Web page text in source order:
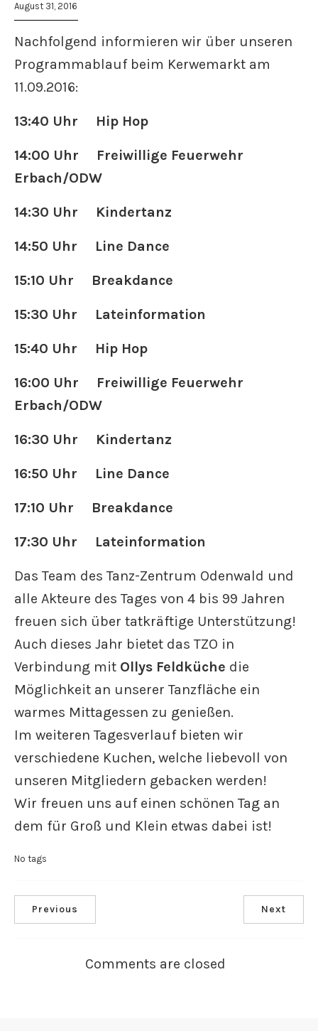
August 31, 2016
Nachfolgend informieren wir über unseren
Programmablauf beim Kerwemarkt am
11.09.2016:
13:40 Uhr Hip Hop
14:00 Uhr Freiwillige Feuerwehr
Erbach/ODW
14:30 Uhr Kindertanz
14:50 Uhr Line Dance
15:10 Uhr Breakdance
15:30 Uhr Lateinformation
15:40 Uhr Hip Hop
16:00 Uhr Freiwillige Feuerwehr
Erbach/ODW
16:30 Uhr Kindertanz
16:50 Uhr Line Dance
17:10 Uhr Breakdance
17:30 Uhr Lateinformation
Das Team des Tanz-Zentrum Odenwald und
alle Akteure des Tages von 4 bis 99 Jahren
freuen sich über tatkräftige Unterstützung!
Auch dieses Jahr bietet das TZO in
Verbindung mit Ollys Feldküche die
Möglichkeit an unserer Tanzfläche ein
warmes Mittagessen zu genießen.
Im weiteren Tagesverlauf bieten wir
verschiedene Kuchen, welche liebevoll von
unseren Mitgliedern gebacken werden!
Wir freuen uns auf einen schönen Tag an
dem für Groß und Klein etwas dabei ist!
No tags
Previous Next
Comments are closed